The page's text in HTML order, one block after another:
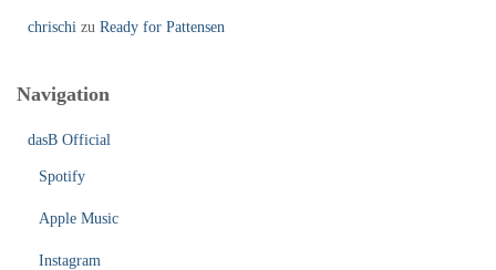
chrischi zu Ready for Pattensen
Navigation
dasB Official
Spotify
Apple Music
Instagram